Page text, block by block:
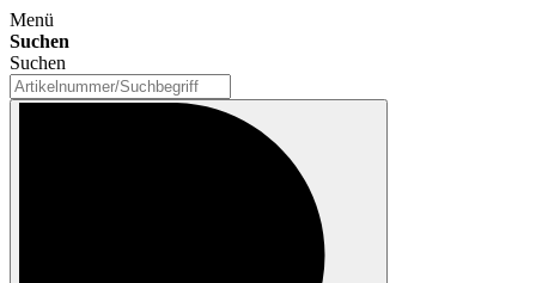
Menü
Suchen
Suchen